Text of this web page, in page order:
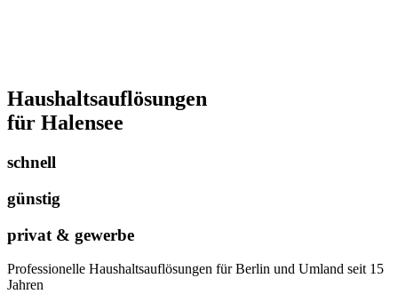
Haushaltsauflösungen
für Halensee
schnell
günstig
privat & gewerbe
Professionelle Haushaltsauflösungen für Berlin und Umland seit 15
Jahren